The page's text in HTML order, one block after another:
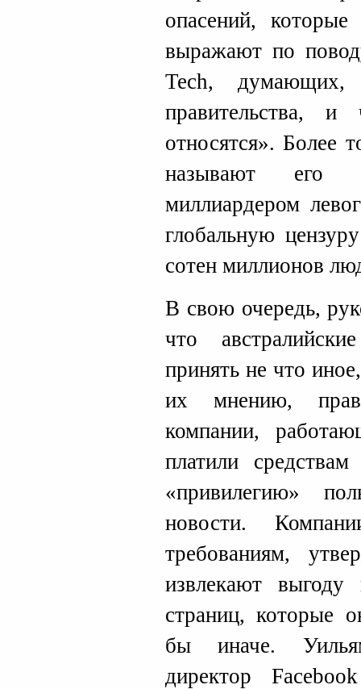
опасений,
выражают по
Tech,
правительства,
относятся». Более
называют его
миллиардером
глобальную
сотен миллионов
В свою очередь,
что
принять не что
их мнению,
компании,
платили
«привилегию»
новости.
требованиям,
извлекают
страниц, которые
бы иначе.
директор